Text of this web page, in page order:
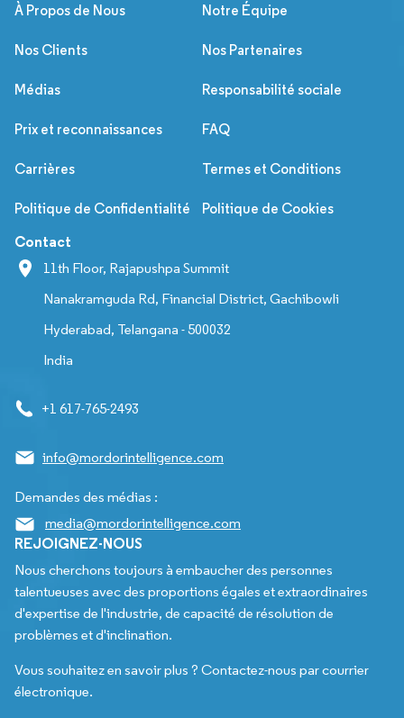
À Propos de Nous
Notre Équipe
Nos Clients Nos Partenaires
Médias Responsabilité sociale
Prix et reconnaissances FAQ
Carrières Termes et Conditions
Politique de Confidentialité Politique de Cookies
Contact
11th Floor, Rajapushpa Summit
Nanakramguda Rd, Financial District, Gachibowli
Hyderabad, Telangana - 500032
India
+1 617-765-2493
info@mordorintelligence.com
Demandes des médias :
media@mordorintelligence.com
REJOIGNEZ-NOUS
Nous cherchons toujours à embaucher des personnes
talentueuses avec des proportions égales et extraordinaires
d'expertise de l'industrie, de capacité de résolution de
problèmes et d'inclination.
Vous souhaitez en savoir plus ? Contactez-nous par courrier
électronique.